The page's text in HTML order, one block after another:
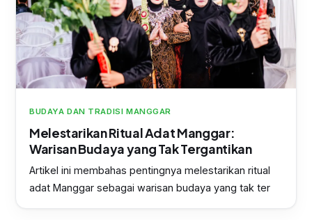
BUDAYA DAN TRADISI MANGGAR
Melestarikan Ritual Adat Manggar:
Warisan Budaya yang Tak Tergantikan
Artikel ini membahas pentingnya melestarikan ritual
adat Manggar sebagai warisan budaya yang tak ter